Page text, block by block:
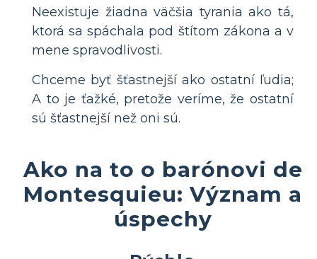
Neexistuje žiadna väčšia tyrania ako tá,
ktorá sa spáchala pod štítom zákona a v
mene spravodlivosti.
Chceme byť šťastnejší ako ostatní ľudia;
A to je ťažké, pretože veríme, že ostatní
sú šťastnejší než oni sú.
Ako na to o barónovi de
Montesquieu: Význam a
úspechy